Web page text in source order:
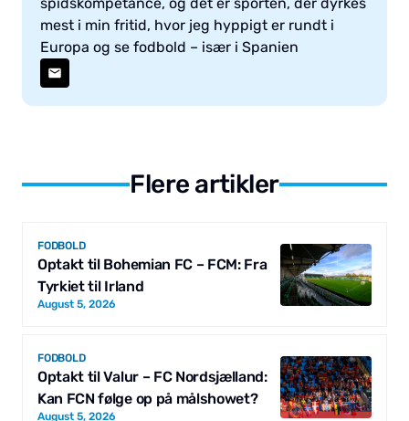
mest i min fritid, hvor jeg hyppigt er rundt i
Europa og se fodbold – især i Spanien
Flere artikler
FODBOLD
Optakt til Bohemian FC – FCM: Fra
Tyrkiet til Irland
August 5, 2026
FODBOLD
Optakt til Valur – FC Nordsjælland:
Kan FCN følge op på målshowet?
August 5, 2026